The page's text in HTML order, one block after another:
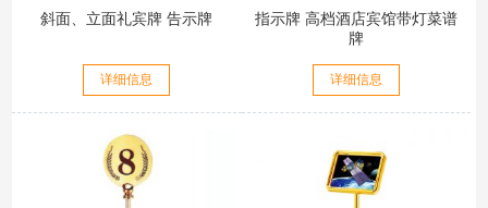
斜面、立面礼宾牌 告示牌
详细信息
指示牌 高档酒店宾馆带灯菜谱
牌
详细信息